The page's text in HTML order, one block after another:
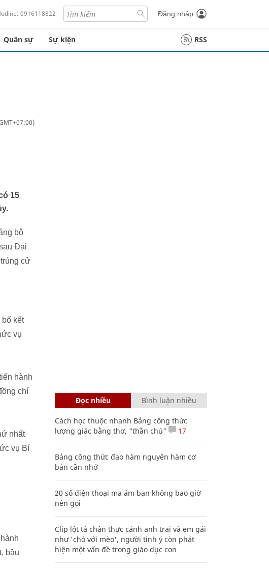
0916118822 Đăng nhập
Quân sự Sự kiện RSS
15
bộ
Đại
cử
kết
vụ
hành
chí
nhất
vụ Bí
bầu
Đọc nhiều Bình luận nhiều
Cách học thuộc nhanh Bảng công thức
lượng giác bằng thơ, "thần chú"
17
Bảng công thức đạo hàm nguyên hàm cơ
bản cần nhớ
20 số điện thoại ma ám bạn không bao giờ
nên gọi
Clip lột tả chân thực cảnh anh trai và em gái
như 'chó với mèo', người tinh ý còn phát
hiện một vấn đề trong giáo dục con